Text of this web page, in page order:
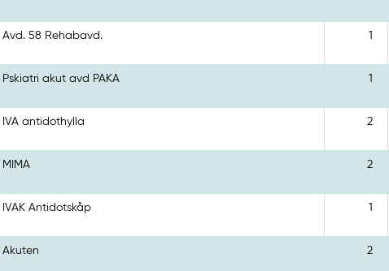
Avd. 58 Rehabavd. 1
Pskiatri akut avd PAKA 1
IVA antidothylla 2
MIMA 2
IVAK Antidotskåp 1
Akuten 2